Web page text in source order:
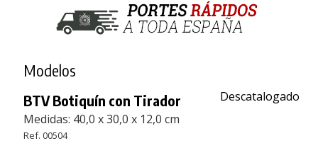
Modelos
BTV Botiquín con Tirador
Medidas: 40,0 x 30,0 x 12,0 cm
Ref. 00504
Descatalogado